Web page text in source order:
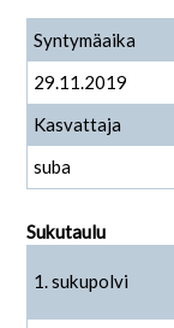
Syntymäaika
29.11.2019
Kasvattaja
suba
Sukutaulu
1. sukupolvi